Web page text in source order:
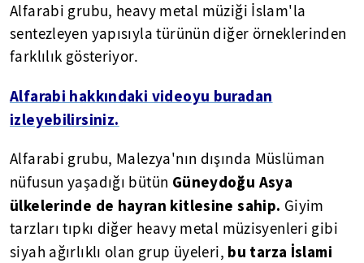
Alfarabi grubu, heavy metal müziği İslam'la
sentezleyen yapısıyla türünün diğer örneklerinden
farklılık gösteriyor.
Alfarabi hakkındaki videoyu buradan
izleyebilirsiniz.
Alfarabi grubu, Malezya'nın dışında Müslüman
nüfusun yaşadığı bütün Güneydoğu Asya
ülkelerinde de hayran kitlesine sahip. Giyim
tarzları tıpkı diğer heavy metal müzisyenleri gibi
siyah ağırlıklı olan grup üyeleri, bu tarza İslami